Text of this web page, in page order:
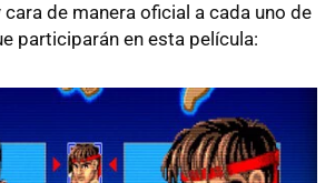
de manera oficial a cada uno de
participarán en esta película: